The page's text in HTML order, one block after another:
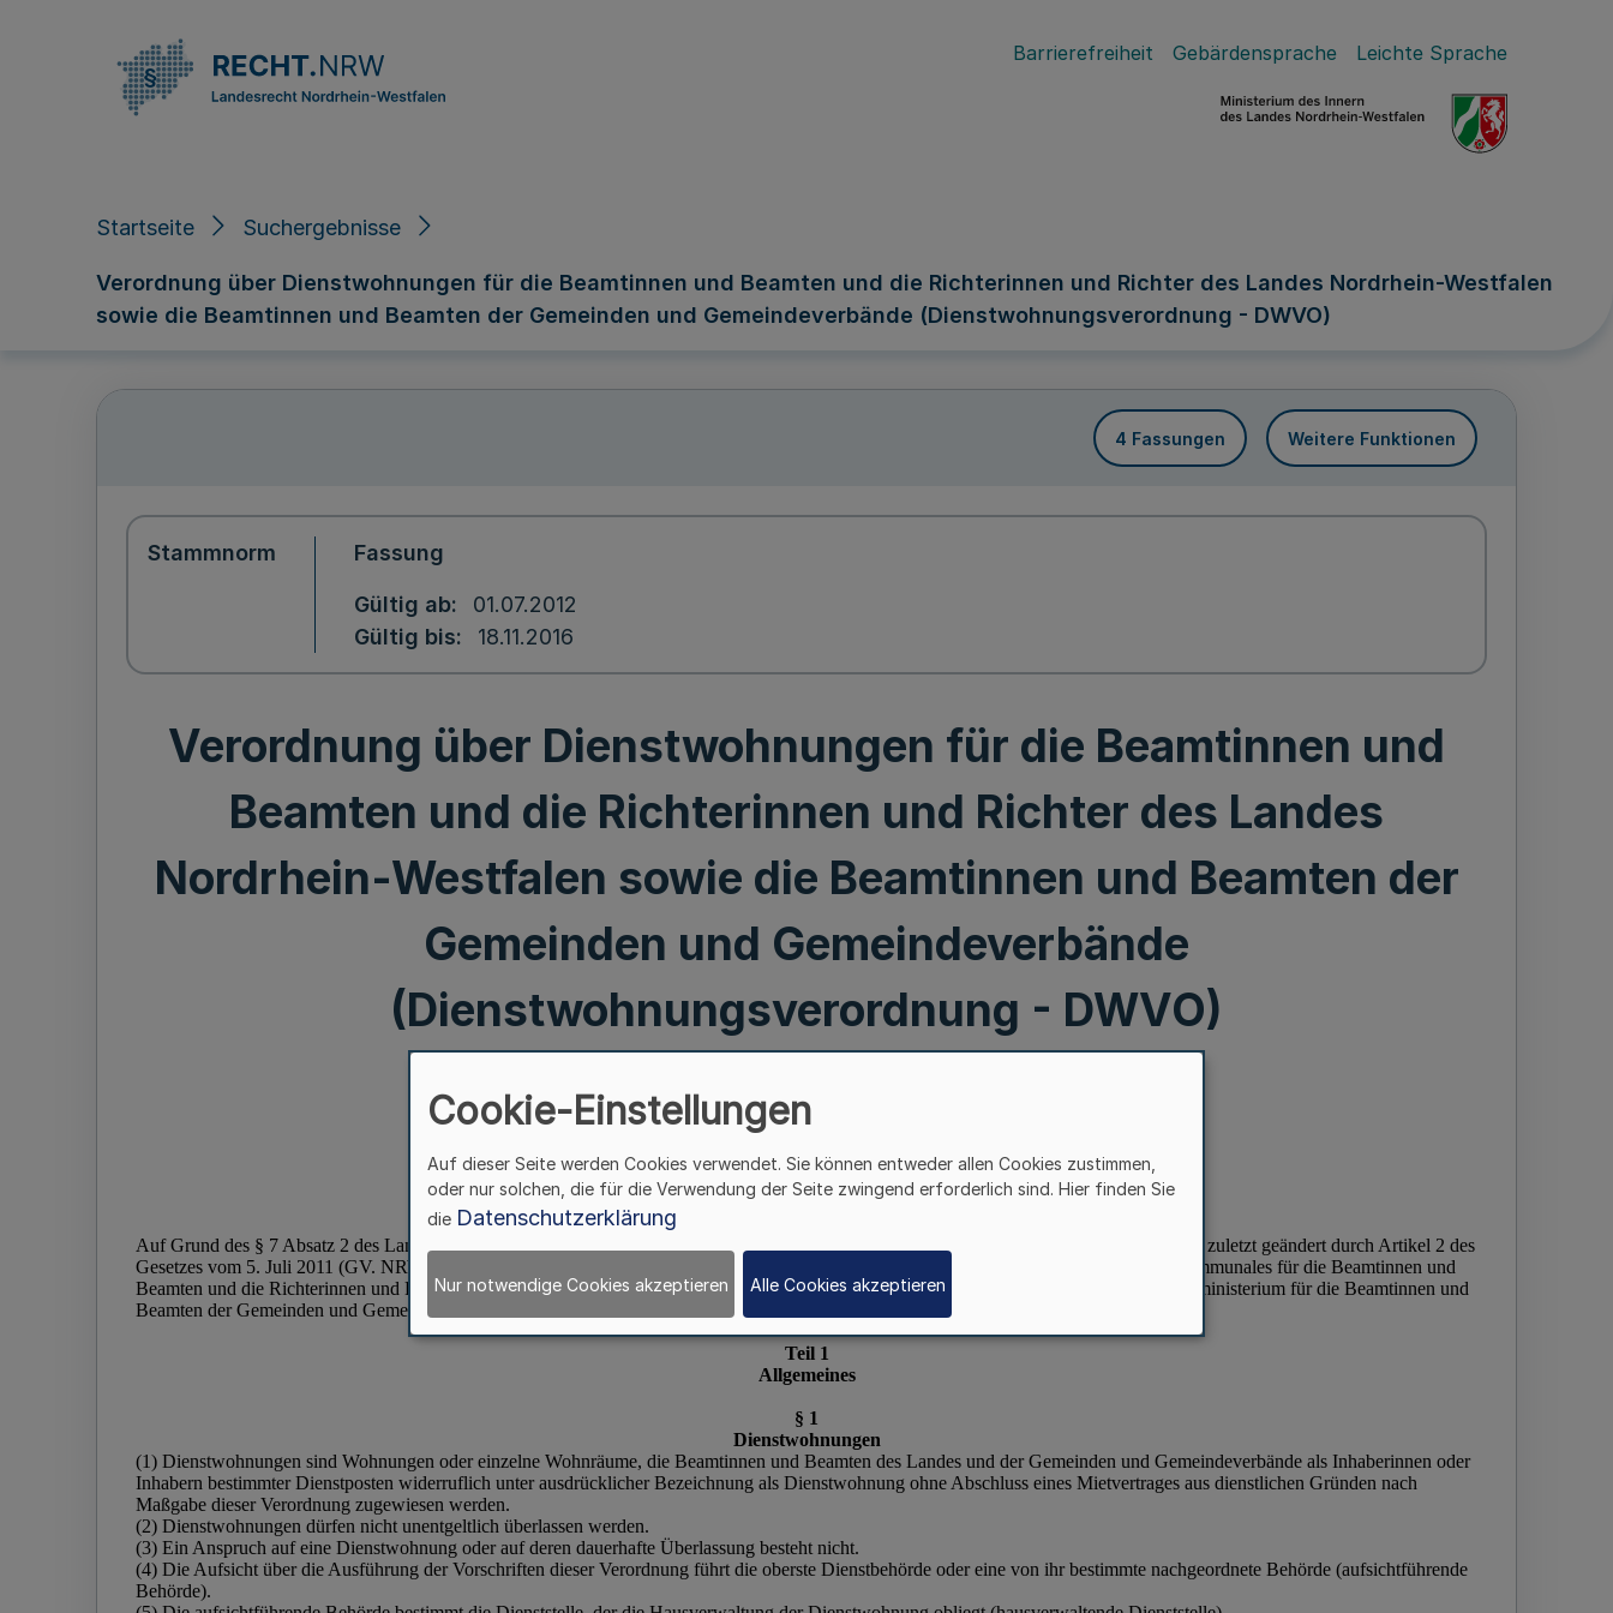
Barrierefreiheit Gebärdensprache Leichte Sprache
Startseite Suchergebnisse
Verordnung über Dienstwohnungen für die Beamtinnen und Beamten und die Richterinnen und Richter des Landes Nordrhein-Westfalen
sowie die Beamtinnen und Beamten der Gemeinden und Gemeindeverbände (Dienstwohnungsverordnung - DWVO)
4 Fassungen Weitere Funktionen
Stammnorm Fassung
Gültig ab
01.07.2012
Gültig bis
18.11.2016
Verordnung über Dienstwohnungen für die Beamtinnen und
Beamten und die Richterinnen und Richter des Landes
Nordrhein-Westfalen sowie die Beamtinnen und Beamten der
Gemeinden und Gemeindeverbände
(Dienstwohnungsverordnung - DWVO)
Cookie-Einstellungen
Auf dieser Seite werden Cookies verwendet. Sie können entweder allen Cookies zustimmen,
oder nur solchen, die für die Verwendung der Seite zwingend erforderlich sind. Hier finden Sie
die Datenschutzerklärung
Nur notwendige Cookies akzeptieren Alle Cookies akzeptieren